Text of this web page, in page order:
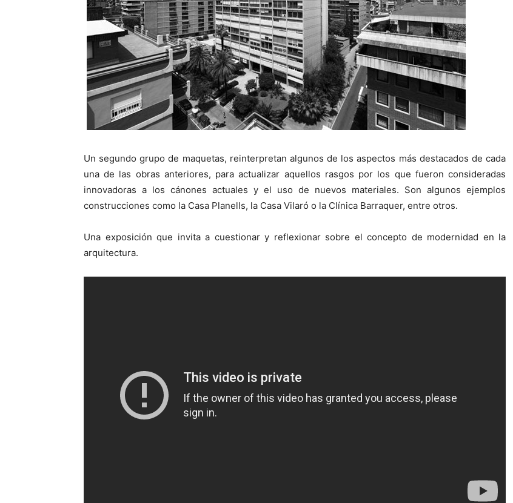
Un segundo grupo de maquetas, reinterpretan algunos de los aspectos más destacados de cada
una de las obras anteriores, para actualizar aquellos rasgos por los que fueron consideradas
innovadoras a los cánones actuales y el uso de nuevos materiales. Son algunos ejemplos
construcciones como la Casa Planells, la Casa Vilaró o la Clínica Barraquer, entre otros.
Una exposición que invita a cuestionar y reflexionar sobre el concepto de modernidad en la
arquitectura.